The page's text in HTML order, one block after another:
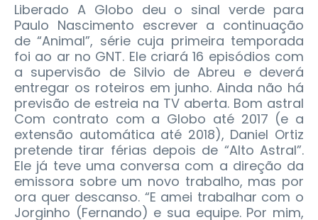
Liberado A Globo deu o sinal verde para
Paulo Nascimento escrever a continuação
de “Animal”, série cuja primeira temporada
foi ao ar no GNT. Ele criará 16 episódios com
a supervisão de Silvio de Abreu e deverá
entregar os roteiros em junho. Ainda não há
previsão de estreia na TV aberta. Bom astral
Com contrato com a Globo até 2017 (e a
extensão automática até 2018), Daniel Ortiz
pretende tirar férias depois de “Alto Astral”.
Ele já teve uma conversa com a direção da
emissora sobre um novo trabalho, mas por
ora quer descanso. “E amei trabalhar com o
Jorginho (Fernando) e sua equipe. Por mim,